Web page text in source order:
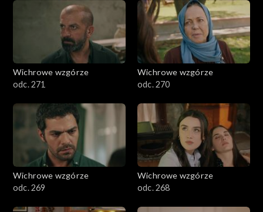
Wichrowe wzgórze
odc. 271
Wichrowe wzgórze
odc. 270
Wichrowe wzgórze
odc. 269
Wichrowe wzgórze
odc. 268